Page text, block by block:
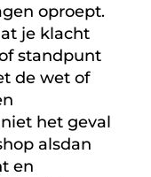
oproept.
je klacht
standpunt
de wet of
het geval
alsdan
en